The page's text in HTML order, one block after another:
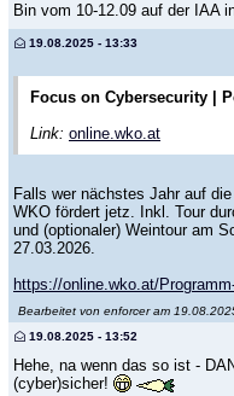
Bin vom 10-12.09 auf der IAA
19.08.2025 - 13:33
Focus on Cybersecurity |
Link: online.wko.at
Falls wer nächstes Jahr auf
WKO fördert jetz. Inkl. Tour
und (optionaler) Weintour am
27.03.2026.
https://online.wko.at/
Bearbeitet von enforcer am
19.08.2025 - 13:52
Hehe, na wenn das so ist -
(cyber)sicher!